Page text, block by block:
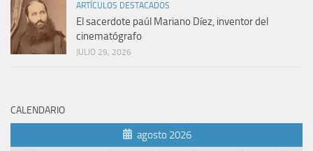
ARTÍCULOS DESTACADOS
El sacerdote paúl Mariano Díez, inventor del
cinematógrafo
JULIO 29, 2026
CALENDARIO
agosto 2026